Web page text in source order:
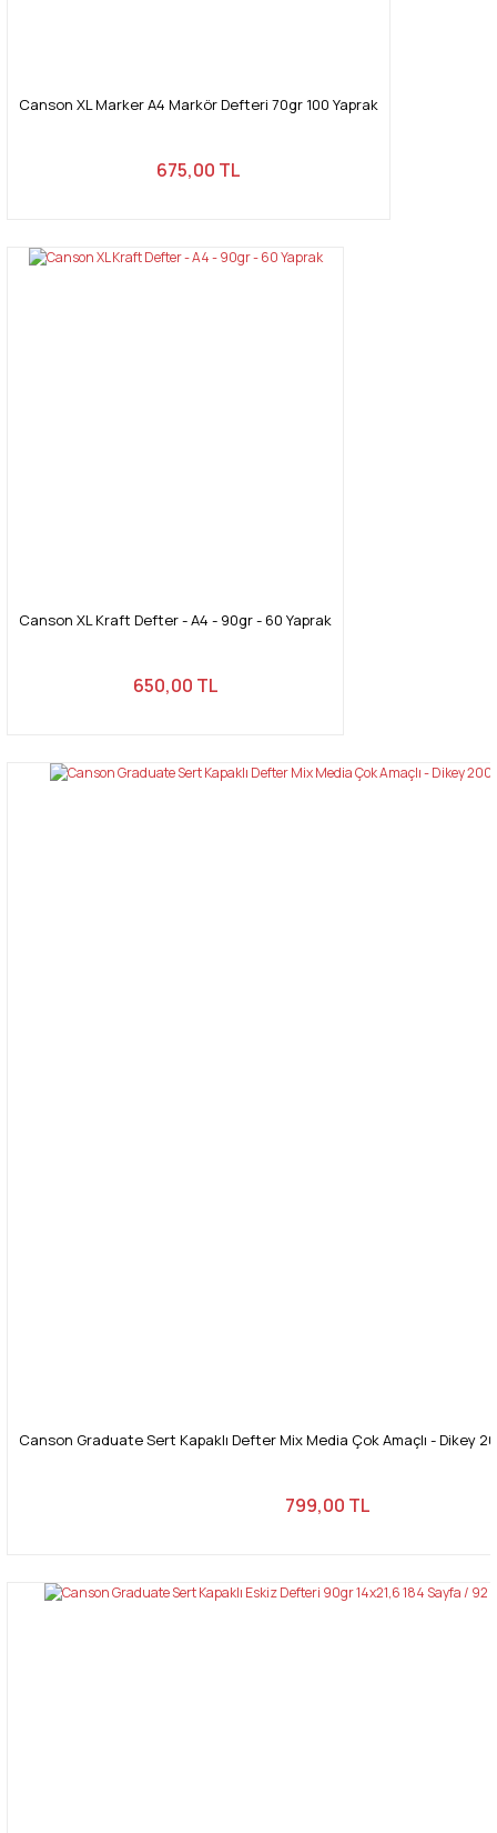
Canson XL Marker A4 Markör Defteri 70gr 100 Yaprak
675,00 TL
Canson XL Kraft Defter - A4 - 90gr - 60 Yaprak
650,00 TL
Canson Graduate Sert Kapaklı Defter Mix Media Çok Amaçlı - Dikey
799,00 TL